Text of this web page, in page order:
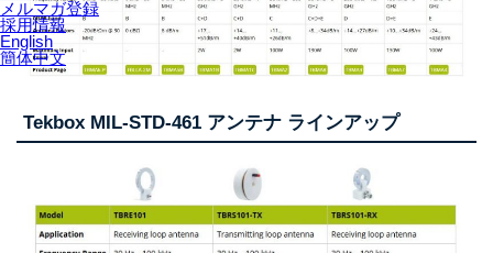
メルマガ登録
採用情報
English
簡体中文
Tekbox MIL-STD-461 アンテナ ラインアップ